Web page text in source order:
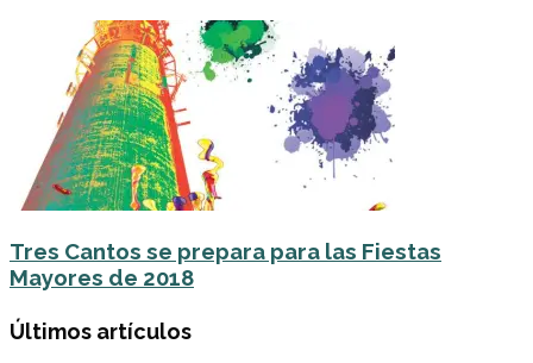
Tres Cantos se prepara para las Fiestas
Mayores de 2018
Últimos artículos